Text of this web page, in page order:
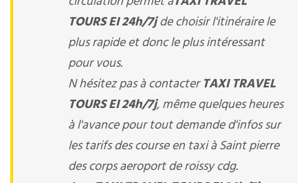
TOURS EI 24h/7jde choisir l'itinéraire le
plus rapide et donc le plus intéressant
pour vous.
N hésitez pas à contacterTAXI TRAVEL
TOURS EI 24h/7j, même quelques heures
à l'avance pour tout demande d'infos sur
les tarifs des course en taxi à Saint pierre
des corps aeroport de roissy cdg.